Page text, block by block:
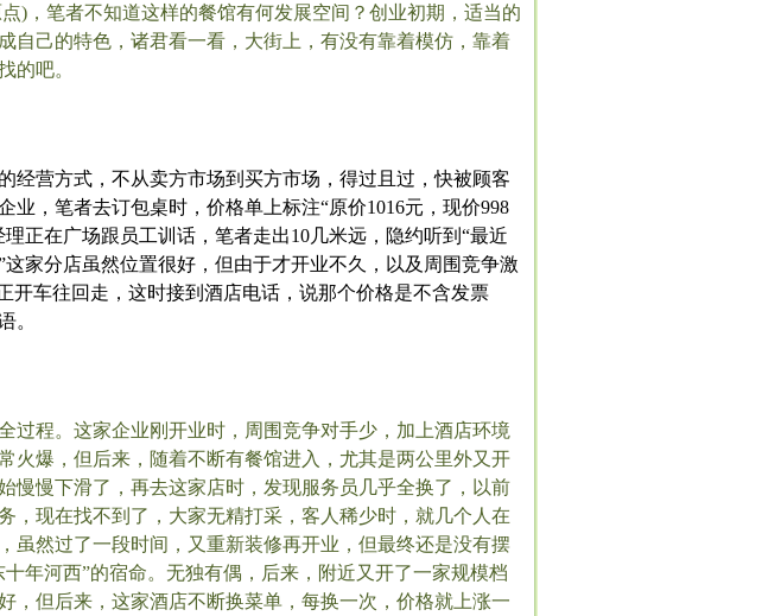
)，笔者不知道这样的餐馆有何发展空间？创业初期，适当的
自己的特色，诸君看一看，大街上，有没有靠着模仿，靠着
的吧。
经营方式，不从卖方市场到买方市场，得过且过，快被顾客
业，笔者去订包桌时，价格单上标注“原价1016元，现价998
正在广场跟员工训话，笔者走出10几米远，隐约听到“最近
家分店虽然位置很好，但由于才开业不久，以及周围竞争激
开车往回走，这时接到酒店电话，说那个价格是不含发票
。
过程。这家企业刚开业时，周围竞争对手少，加上酒店环境
火爆，但后来，随着不断有餐馆进入，尤其是两公里外又开
慢慢下滑了，再去这家店时，发现服务员几乎全换了，以前
，现在找不到了，大家无精打采，客人稀少时，就几个人在
虽然过了一段时间，又重新装修再开业，但最终还是没有摆
年河西”的宿命。无独有偶，后来，附近又开了一家规模档
，但后来，这家酒店不断换菜单，每换一次，价格就上涨一